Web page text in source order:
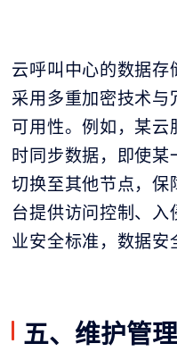
云呼叫中心的数据存
采用多重加密技术与
可用性。例如，某
时同步数据，即使
切换至其他节点，
台提供访问控制、
业安全标准，数据安
五、维护管